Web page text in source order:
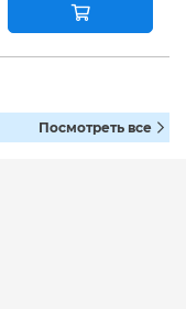
Посмотреть все